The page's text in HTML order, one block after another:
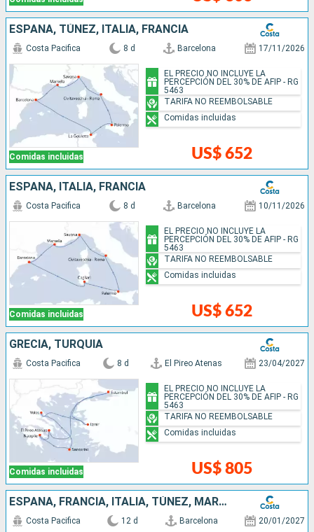
ESPAÑA, TÚNEZ, ITALIA, FRANCIA
Comidas incluidas
Costa Pacifica 8 d Barcelona 17/11/2026
US$ 652
EL PRECIO NO INCLUYE LA
PERCEPCIÓN DEL 30% DE AFIP - RG
5463
TARIFA NO REEMBOLSABLE
Comidas incluidas
ESPAÑA, ITALIA, FRANCIA
Comidas incluidas
Costa Pacifica 8 d Barcelona 10/11/2026
US$ 652
EL PRECIO NO INCLUYE LA
PERCEPCIÓN DEL 30% DE AFIP - RG
5463
TARIFA NO REEMBOLSABLE
Comidas incluidas
GRECIA, TURQUÍA
Comidas incluidas
Costa Pacifica 8 d El Pireo Atenas 23/04/2027
US$ 805
EL PRECIO NO INCLUYE LA
PERCEPCIÓN DEL 30% DE AFIP - RG
5463
TARIFA NO REEMBOLSABLE
Comidas incluidas
ESPAÑA, FRANCIA, ITALIA, TÚNEZ, MARRUECOS
Costa Pacifica 12 d Barcelona 20/01/2027